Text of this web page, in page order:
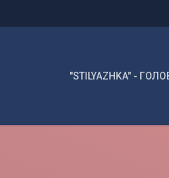
"STILYAZHKA" -